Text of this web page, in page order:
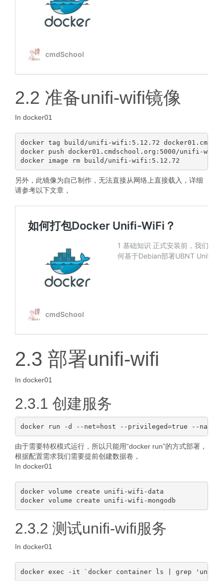
2.2 准备unifi-wifi镜像
In docker01
docker tag build/unifi-wifi:5.12.72
docker push docker01.cmdschool.org:5000/unifi-
另外，此镜像为自己制作，无法直接从网络上直接载入，详细
请参考以下文章，
2.3 部署unifi-wifi
In docker01
2.3.1 创建服务
由于需要特权模式运行，所以只能用“docker run”的方式部署，
根据配置需求我们需要提前创建数据卷，
In docker01
docker volume create unifi-wifi-data
2.3.2 测试unifi-wifi服务
In docker01